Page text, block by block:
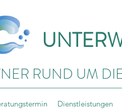
RUND UM
Dienstleistungen